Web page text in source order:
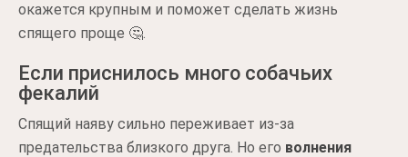
окажется крупным и поможет сделать жизнь
спящего проще 🤔.
Если приснилось много собачьих
фекалий
Спящий наяву сильно переживает из-за
предательства близкого друга. Но его волнения